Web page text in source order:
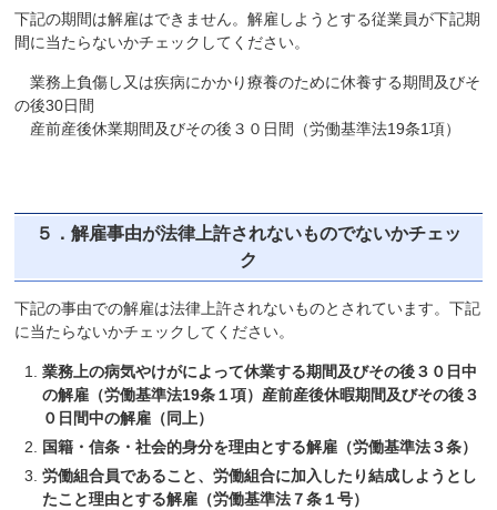
下記の期間は解雇はできません。解雇しようとする従業員が下記期
間に当たらないかチェックしてください。
業務上負傷し又は疾病にかかり療養のために休養する期間及びそ
の後30日間
産前産後休業期間及びその後３０日間（労働基準法19条1項）
５．解雇事由が法律上許されないものでないかチェッ
ク
下記の事由での解雇は法律上許されないものとされています。下記
に当たらないかチェックしてください。
業務上の病気やけがによって休業する期間及びその後３０日中
の解雇（労働基準法19条１項）産前産後休暇期間及びその後３
０日間中の解雇（同上）
国籍・信条・社会的身分を理由とする解雇（労働基準法３条）
労働組合員であること、労働組合に加入したり結成しようとし
たこと理由とする解雇（労働基準法７条１号）